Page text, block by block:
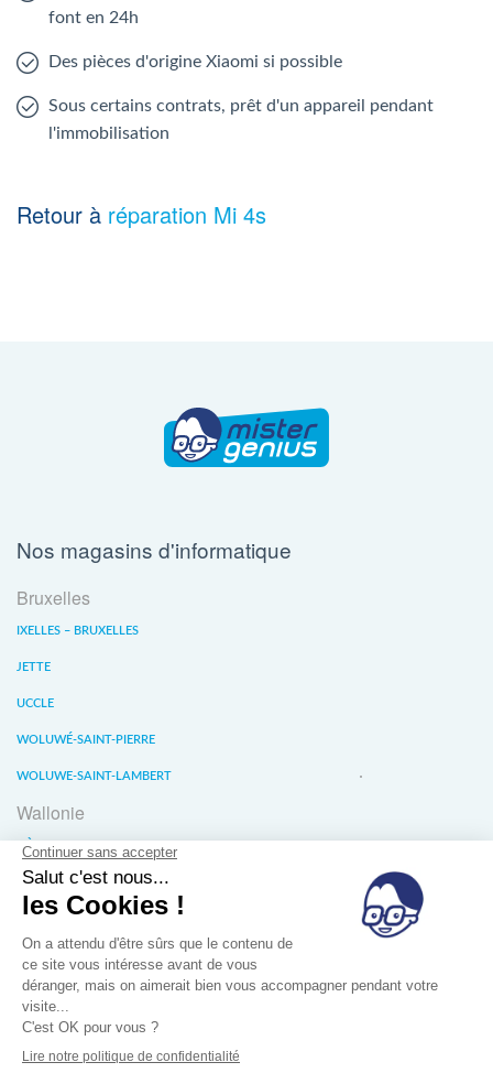
font en 24h
Des pièces d'origine Xiaomi si possible
Sous certains contrats, prêt d'un appareil pendant
l'immobilisation
Retour à réparation Mi 4s
Nos magasins d'informatique
Bruxelles
IXELLES – BRUXELLES
JETTE
UCCLE
WOLUWÉ-SAINT-PIERRE
WOLUWE-SAINT-LAMBERT
Wallonie
LIÈGE
WATERLOO
WAVRE
À propos Conditions générales de vente